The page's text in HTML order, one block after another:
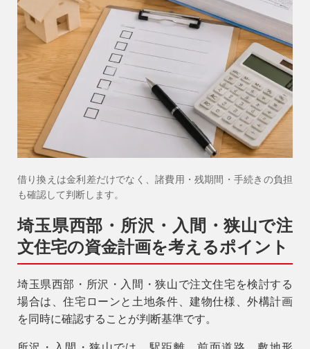
借り換えは金利差だけでなく、諸費用・残期間・手続きの負担
も確認して判断します。
埼玉県西部・所沢・入間・狭山で注
文住宅の資金計画を考えるポイント
埼玉県西部・所沢・入間・狭山で注文住宅を検討する
場合は、住宅ローンと土地条件、建物仕様、外構計画
を同時に確認することが判断基準です。
営業時間 9時〜18時
（定休／水曜日）
0120-70-1212
リフォーム
0120-37-7611